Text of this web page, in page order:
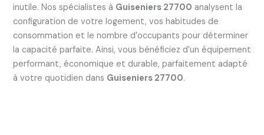
inutile. Nos spécialistes à Guiseniers 27700 analysent la
configuration de votre logement, vos habitudes de
consommation et le nombre d’occupants pour déterminer
la capacité parfaite. Ainsi, vous bénéficiez d’un équipement
performant, économique et durable, parfaitement adapté
à votre quotidien dans Guiseniers 27700.